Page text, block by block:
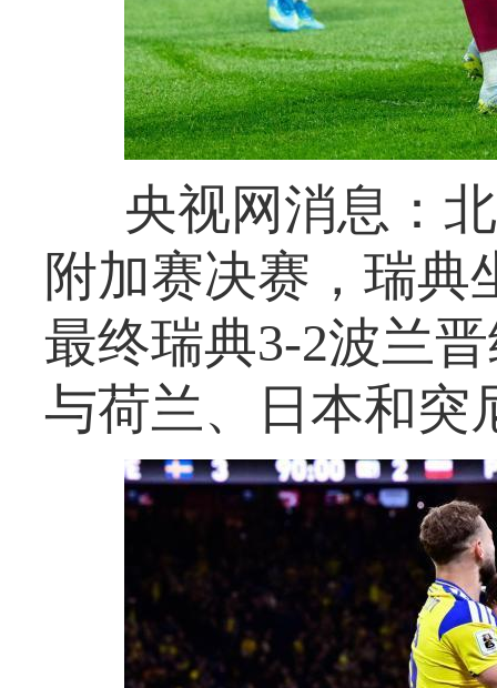
央视网消息：
附加赛决赛，瑞典
最终瑞典3-2波兰
与荷兰、日本和突